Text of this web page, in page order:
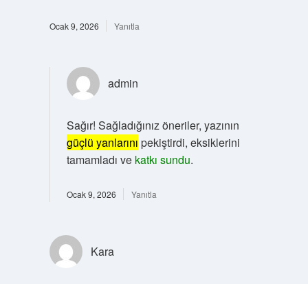
Ocak 9, 2026 Yanıtla
admin
Sağır! Sağladığınız öneriler, yazının
güçlü yanlarını pekiştirdi, eksiklerini
tamamladı ve katkı sundu.
Ocak 9, 2026 Yanıtla
Kara